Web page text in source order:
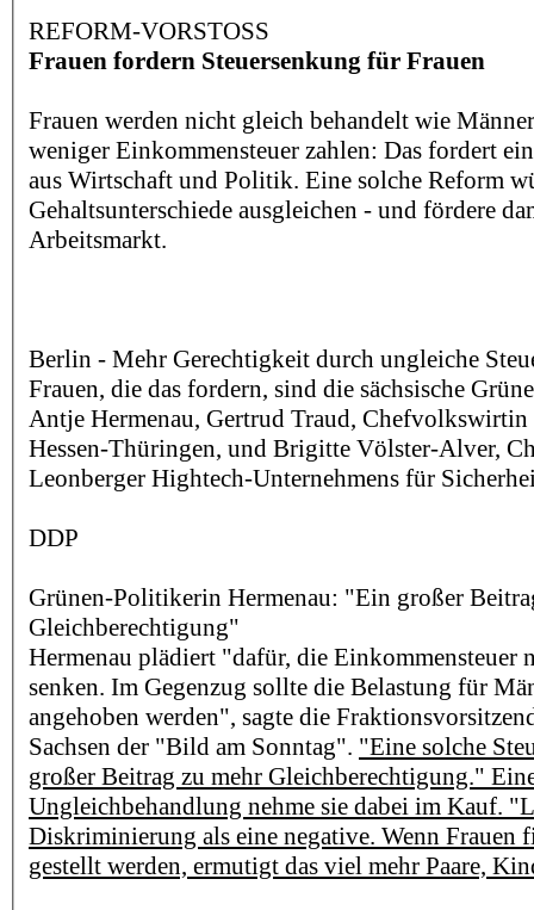
REFORM-VORSTOSS
Frauen fordern Steuersenkung für Frauen
Frauen werden nicht gleich behandelt wie
weniger Einkommensteuer zahlen: Das fordert
aus Wirtschaft und Politik. Eine solche Reform
Gehaltsunterschiede ausgleichen - und fördere
Arbeitsmarkt.
Berlin - Mehr Gerechtigkeit durch ungleiche
Frauen, die das fordern, sind die sächsische
Antje Hermenau, Gertrud Traud, Chefvolkswirtin
Hessen-Thüringen, und Brigitte Völster-Alver,
Leonberger Hightech-Unternehmens für
DDP
Grünen-Politikerin Hermenau: "Ein großer
Gleichberechtigung"
Hermenau plädiert "dafür, die Einkommensteuer
senken. Im Gegenzug sollte die Belastung für
angehoben werden", sagte die
Sachsen der "Bild am Sonntag". "Eine solche
großer Beitrag zu mehr Gleichberechtigung."
Ungleichbehandlung nehme sie dabei im Kauf.
Diskriminierung als eine negative. Wenn Frauen
gestellt werden, ermutigt das viel mehr Paare,